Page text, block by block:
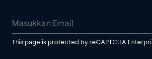
This page is protected by reCAPTCHA